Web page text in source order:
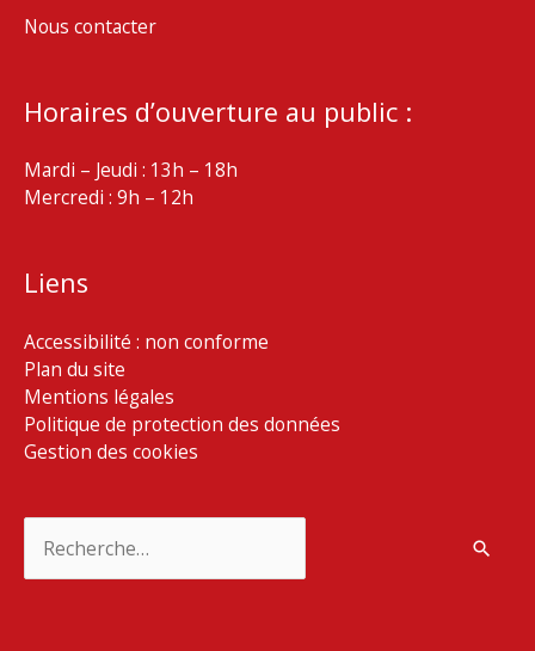
Nous contacter
Horaires d’ouverture au public :
Mardi – Jeudi : 13h – 18h
Mercredi : 9h – 12h
Liens
Accessibilité : non conforme
Plan du site
Mentions légales
Politique de protection des données
Gestion des cookies